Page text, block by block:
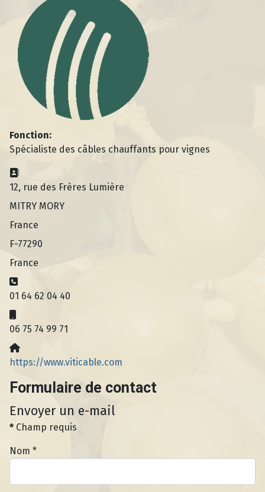
Fonction:
Spécialiste des câbles chauffants pour vignes
Adresse:
12, rue des Frères Lumière
MITRY MORY
France
F-77290
France
Téléphone:
01 64 62 04 40
06 75 74 99 71
Site Web:
https://www.viticable.com
Formulaire de contact
Envoyer un e-mail
* Champ requis
Nom *